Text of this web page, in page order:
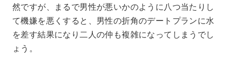
然ですが、まるで男性が悪いかのように八つ当たりし
て機嫌を悪くすると、男性の折角のデートプランに水
を差す結果になり二人の仲も複雑になってしまうでし
ょう。